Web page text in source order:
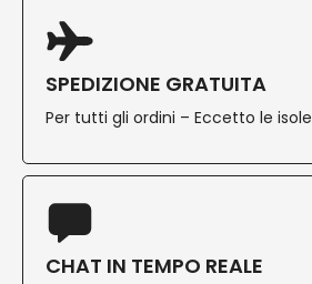
SPEDIZIONE GRATUITA
Per tutti gli ordini – Eccetto le isole
CHAT IN TEMPO REALE